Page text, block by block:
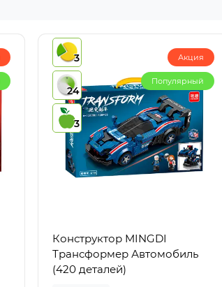
3
24
3
Акция
Популярный
Конструктор MINGDI
Трансформер Автомобиль
(420 деталей)